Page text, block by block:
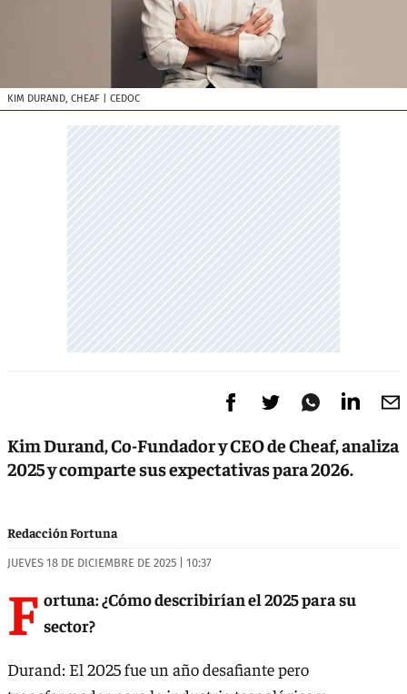
KIM DURAND, CHEAF | CEDOC
Kim Durand, Co-Fundador y CEO de Cheaf, analiza
2025 y comparte sus expectativas para 2026.
Redacción Fortuna
JUEVES 18 DE DICIEMBRE DE 2025 | 10:37
F ortuna: ¿Cómo describirían el 2025 para su
sector?
Durand: El 2025 fue un año desafiante pero